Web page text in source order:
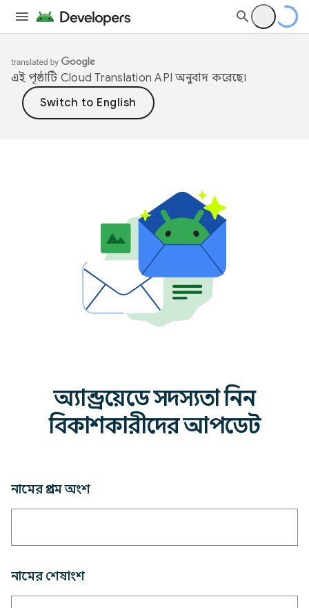
এই পৃষ্ঠাটি Cloud Translation API অনুবাদ করেছে।